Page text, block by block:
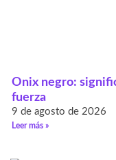
Onix negro:
fuerza
9 de agosto de 2026
Leer más »